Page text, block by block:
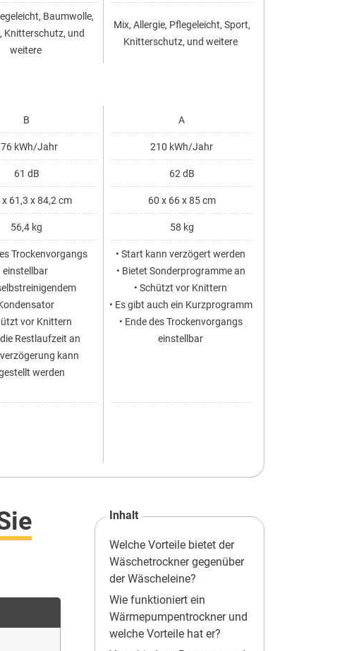
Baumwolle,
Knitterschutz, und
weitere
B
kWh/Jahr
61 dB
x 61,3 x 84,2 cm
56,4 kg
Trockenvorgangs
einstellbar
vor Knittern
die Restlaufzeit an
kann
werden
Mix, Allergie, Pflegeleicht, Sport,
Knitterschutz, und weitere
A
210 kWh/Jahr
62 dB
60 x 66 x 85 cm
58 kg
• Start kann verzögert werden
• Bietet Sonderprogramme an
• Schützt vor Knittern
• Es gibt auch ein Kurzprogramm
• Ende des Trockenvorgangs
einstellbar
Inhalt
Welche Vorteile bietet der
Wäschetrockner gegenüber
der Wäscheleine?
Wie funktioniert ein
Wärmepumpentrockner und
welche Vorteile hat er?